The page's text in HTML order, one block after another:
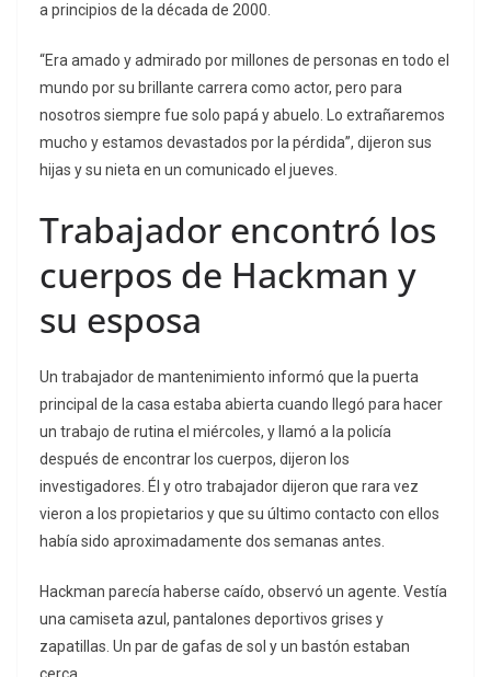
a principios de la década de 2000.
“Era amado y admirado por millones de personas en todo el
mundo por su brillante carrera como actor, pero para
nosotros siempre fue solo papá y abuelo. Lo extrañaremos
mucho y estamos devastados por la pérdida”, dijeron sus
hijas y su nieta en un comunicado el jueves.
Trabajador encontró los
cuerpos de Hackman y
su esposa
Un trabajador de mantenimiento informó que la puerta
principal de la casa estaba abierta cuando llegó para hacer
un trabajo de rutina el miércoles, y llamó a la policía
después de encontrar los cuerpos, dijeron los
investigadores. Él y otro trabajador dijeron que rara vez
vieron a los propietarios y que su último contacto con ellos
había sido aproximadamente dos semanas antes.
Hackman parecía haberse caído, observó un agente. Vestía
una camiseta azul, pantalones deportivos grises y
zapatillas. Un par de gafas de sol y un bastón estaban